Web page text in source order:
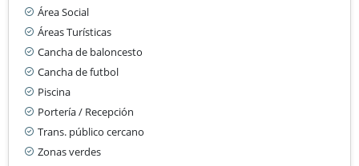
Área Social
Áreas Turísticas
Cancha de baloncesto
Cancha de futbol
Piscina
Portería / Recepción
Trans. público cercano
Zonas verdes